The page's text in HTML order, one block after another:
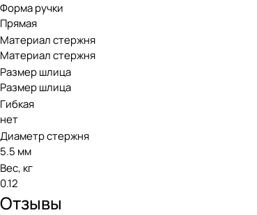
Форма ручки
Прямая
Материал стержня
Материал стержня
Размер шлица
Размер шлица
Гибкая
нет
Диаметр стержня
5.5 мм
Вес, кг
0.12
Отзывы